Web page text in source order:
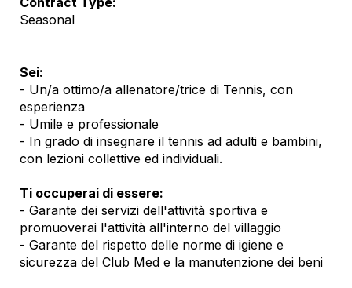
Seasonal
Sei:
- Un/a ottimo/a allenatore/trice di Tennis, con
esperienza
- Umile e professionale
- In grado di insegnare il tennis ad adulti e bambini,
con lezioni collettive ed individuali.
Ti occuperai di essere:
- Garante dei servizi dell'attività sportiva e
promuoverai l'attività all'interno del villaggio
- Garante del rispetto delle norme di igiene e
sicurezza del Club Med e la manutenzione dei beni